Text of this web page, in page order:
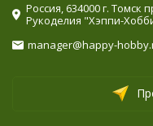
Россия, 634000 г.
Рукоделия "Хэппи-
manager@happy-